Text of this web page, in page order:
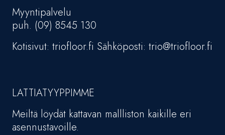
Myyntipalvelu
puh. (09) 8545 130
Kotisivut: triofloor.fi Sähköposti: trio@triofloor.fi
LATTIATYYPPIMME
Meiltä löydät kattavan mallliston kaikille eri
asennustavoille.